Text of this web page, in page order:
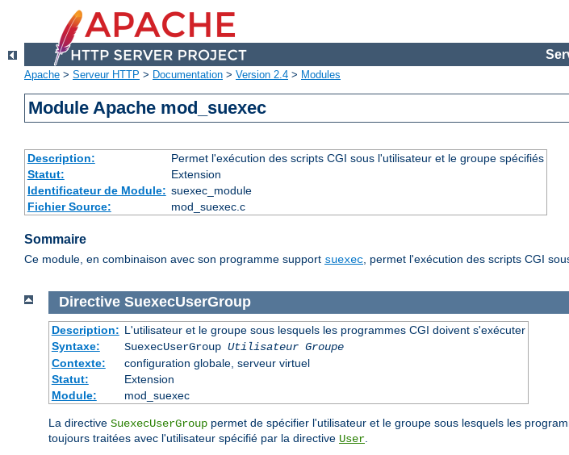
Apache > Serveur HTTP > Documentation > Version 2.4 > Modules
Module Apache mod_suexec
Description:
Permet l'exécution des scripts CGI sous l'utilisateur et le groupe spécifiés
Statut:
Extension
Identificateur de Module: suexec_module
Fichier Source:
mod_suexec.c
Sommaire
Ce module, en combinaison avec son programme support suexec, permet l'exécution des scripts CGI
Directive SuexecUserGroup
Description: L'utilisateur et le groupe sous lesquels les programmes CGI doivent s'exécuter
Syntaxe:
SuexecUserGroup Utilisateur Groupe
Contexte:
configuration globale, serveur virtuel
Statut:
Extension
Module:
mod_suexec
La directive SuexecUserGroup permet de spécifier l'utilisateur et le groupe sous lesquels les
toujours traitées avec l'utilisateur spécifié par la directive User